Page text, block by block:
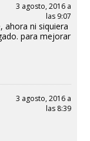
3 agosto, 2016 a
las 9:07
ahora ni siquiera
para mejorar
3 agosto, 2016 a
las 8:39